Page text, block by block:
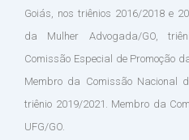
Goiás, nos triênios 2016/2018 e
da Mulher Advogada/GO,
Comissão Especial de Promoção
Membro da Comissão Nacional
triênio 2019/2021. Membro da
UFG/GO.